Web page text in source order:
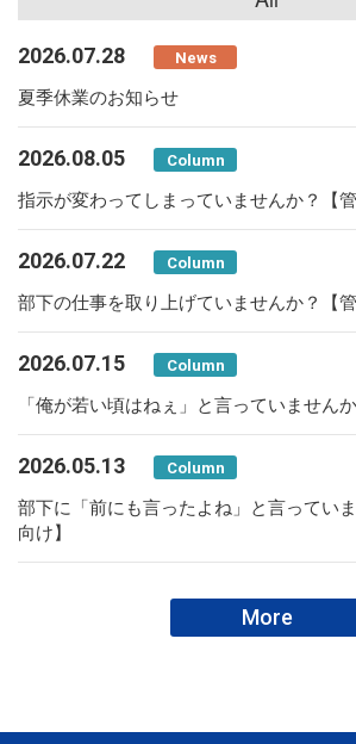
2026.07.28 News
夏季休業のお知らせ
2026.08.05 Column
指示が変わってしまっていませんか？【管
2026.07.22 Column
部下の仕事を取り上げていませんか？【管
2026.07.15 Column
「俺が若い頃はねぇ」と言っていません
2026.05.13 Column
部下に「前にも言ったよね」と言ってい
向け】
More